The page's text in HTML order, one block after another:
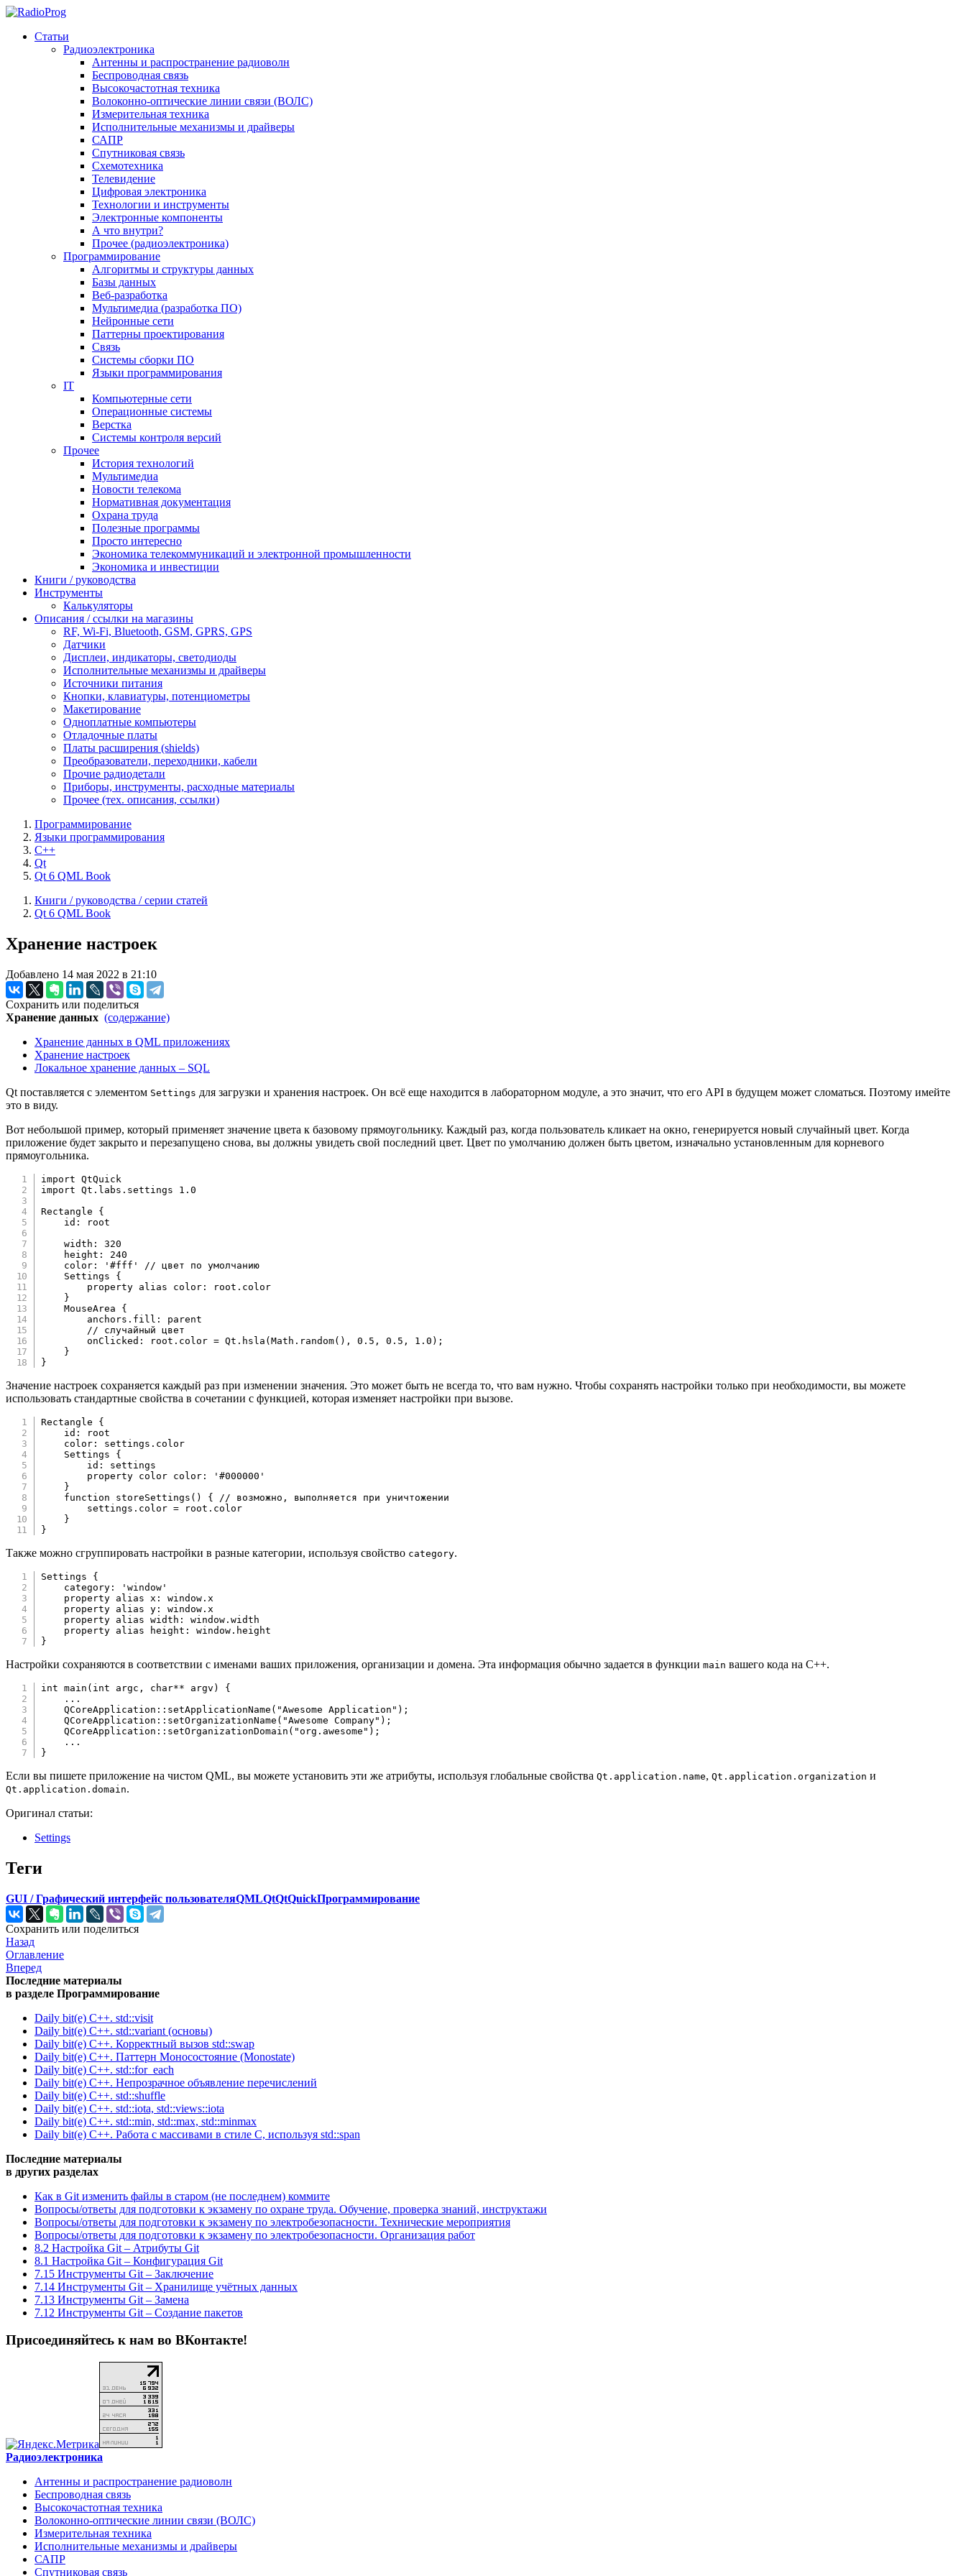
Статьи
Радиоэлектроника
Антенны и распространение радиоволн
Беспроводная связь
Высокочастотная техника
Волоконно-оптические линии связи (ВОЛС)
Измерительная техника
Исполнительные механизмы и драйверы
САПР
Спутниковая связь
Схемотехника
Телевидение
Цифровая электроника
Технологии и инструменты
Электронные компоненты
А что внутри?
Прочее (радиоэлектроника)
Программирование
Алгоритмы и структуры данных
Базы данных
Веб-разработка
Мультимедиа (разработка ПО)
Нейронные сети
Паттерны проектирования
Связь
Системы сборки ПО
Языки программирования
IT
Компьютерные сети
Операционные системы
Верстка
Системы контроля версий
Прочее
История технологий
Мультимедиа
Новости телекома
Нормативная документация
Охрана труда
Полезные программы
Просто интересно
Экономика телекоммуникаций и электронной промышленности
Экономика и инвестиции
Книги / руководства
Инструменты
Калькуляторы
Описания / ссылки на магазины
RF, Wi-Fi, Bluetooth, GSM, GPRS, GPS
Датчики
Дисплеи, индикаторы, светодиоды
Исполнительные механизмы и драйверы
Источники питания
Кнопки, клавиатуры, потенциометры
Макетирование
Одноплатные компьютеры
Отладочные платы
Платы расширения (shields)
Преобразователи, переходники, кабели
Прочие радиодетали
Приборы, инструменты, расходные материалы
Прочее (тех. описания, ссылки)
Программирование
Языки программирования
C++
Qt
Qt 6 QML Book
Книги / руководства / серии статей
Qt 6 QML Book
Хранение настроек
Добавлено 14 мая 2022 в 21:10
Сохранить или поделиться
Хранение данных (содержание)
Хранение данных в QML приложениях
Хранение настроек
Локальное хранение данных – SQL
Qt поставляется с элементом Settings для загрузки и хранения настроек. Он всё еще находится в лабораторном модуле, а это значит, что его API в будущем может сломаться. Поэтому имейте
это в виду.
Вот небольшой пример, который применяет значение цвета к базовому прямоугольнику. Каждый раз, когда пользователь кликает на окно, генерируется новый случайный цвет. Когда
приложение будет закрыто и перезапущено снова, вы должны увидеть свой последний цвет. Цвет по умолчанию должен быть цветом, изначально установленным для корневого
прямоугольника.
import
import Qt.labs.settings 1.0
Rectangle
{
id :
root
width :
320
height :
240
color : '#fff'
// цвет по умолчанию
Settings
{
property alias color : root . color
}
MouseArea
{
anchors.fill :
parent
// случайный цвет
onClicked : root . color = Qt . hsla (Math . random( ) , 0.5 , 0.5 , 1.0 ) ;
}
}
Значение настроек сохраняется каждый раз при изменении значения. Это может быть не всегда то, что вам нужно. Чтобы сохранять настройки только при необходимости, вы можете
использовать стандартные свойства в сочетании с функцией, которая изменяет настройки при вызове.
Rectangle
{
id :
root
color : settings . color
Settings
{
id :
settings
property color color :
'#000000'
}
function
storeSettings ( ) {
// возможно, выполняется при уничтожении
        settings
. color = root . color
}
}
Также можно сгруппировать настройки в разные категории, используя свойство category.
Settings
{
category :
'window'
property alias x : window . x
property alias y : window . x
property alias width : window .width
property alias height : window . height
}
Настройки сохраняются в соответствии с именами ваших приложения, организации и домена. Эта информация обычно задается в функции main вашего кода на C++.
int main ( int argc , char** argv )
{
. . .
QCoreApplication :: setApplicationName ( "Awesome Application" ) ;
QCoreApplication :: setOrganizationName ( "Awesome Company" ) ;
QCoreApplication :: setOrganizationDomain ( "org.awesome" ) ;
. . .
}
Если вы пишете приложение на чистом QML, вы можете установить эти же атрибуты, используя глобальные свойства Qt.application.name, Qt.application.organization и
Qt.application.domain.
Оригинал статьи:
Settings
Теги
GUI / Графический интерфейс пользователяQMLQtQtQuickПрограммирование
Сохранить или поделиться
Назад
Оглавление
Вперед
Последние материалы
в разделе Программирование
Daily bit(e) C++. std::visit
Daily bit(e) C++. std::variant (основы)
Daily bit(e) C++. Корректный вызов std::swap
Daily bit(e) C++. Паттерн Моносостояние (Monostate)
Daily bit(e) C++. std::for_each
Daily bit(e) C++. Непрозрачное объявление перечислений
Daily bit(e) C++. std::shuffle
Daily bit(e) C++. std::iota, std::views::iota
Daily bit(e) C++. std::min, std::max, std::minmax
Daily bit(e) C++. Работа с массивами в стиле C, используя std::span
Последние материалы
в других разделах
Как в Git изменить файлы в старом (не последнем) коммите
Вопросы/ответы для подготовки к экзамену по охране труда. Обучение, проверка знаний, инструктажи
Вопросы/ответы для подготовки к экзамену по электробезопасности. Технические мероприятия
Вопросы/ответы для подготовки к экзамену по электробезопасности. Организация работ
8.2 Настройка Git – Атрибуты Git
8.1 Настройка Git – Конфигурация Git
7.15 Инструменты Git – Заключение
7.14 Инструменты Git – Хранилище учётных данных
7.13 Инструменты Git – Замена
7.12 Инструменты Git – Создание пакетов
Присоединяйтесь к нам во ВКонтакте!
Радиоэлектроника
Антенны и распространение радиоволн
Беспроводная связь
Высокочастотная техника
Волоконно-оптические линии связи (ВОЛС)
Измерительная техника
Исполнительные механизмы и драйверы
САПР
Спутниковая связь